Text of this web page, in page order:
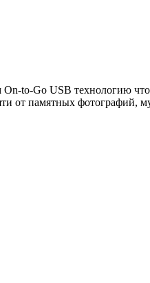
to-Go USB технологию что
от памятных фотографий,